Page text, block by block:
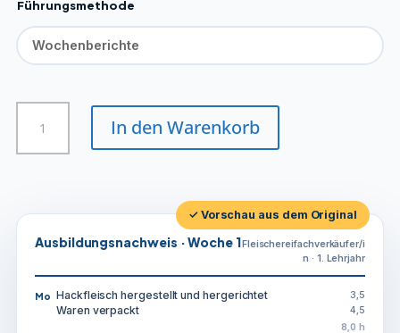
Führungsmethode
Fleischereifachverkäufer/in
Menge
In den Warenkorb
✓ Vorschau aus dem Original
Ausbildungsnachweis · Woche 1Fleischereifachverkäufer/i
n · 1. Lehrjahr
Mo Hackfleisch hergestellt und hergerichtet 3,5
Waren verpackt 4,5
8,0 h